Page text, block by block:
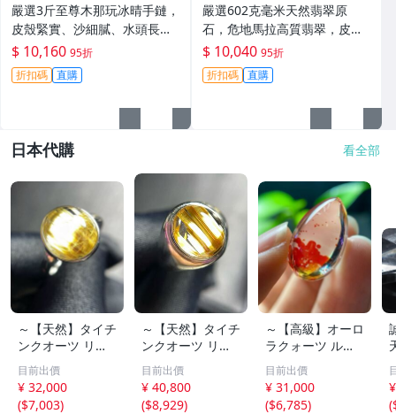
嚴選3斤至尊木那玩冰晴手鏈，
皮殼緊實、沙細膩、水頭長，
熒光美不勝收，完美適合收藏
與佩戴。天然A貨翡翠原石手
鏈，質感優良。 冰凈翡翠 玉石
$ 10,160 95折
折扣碼 直購
嚴選602克毫米天然翡翠原
石，危地馬拉高質翡翠，皮殻
狀況請詳參！翡翠原石收藏推
薦 天然翡翠 原石 危地馬拉
$ 10,040 95折
折扣碼 直購
日本代購 看全部
～【天然】タイチ
ンクオーツ リン
グ s925 3.1g
目前出價
¥ 32,000
($7,003)
～【天然】タイチ
ンクオーツ リン
グ s925 3.9g
目前出價
¥ 40,800
($8,929)
～【高級】オーロ
ラクォーツ ルー
ス 3.9g
目前出價
¥ 31,000
($6,785)
(